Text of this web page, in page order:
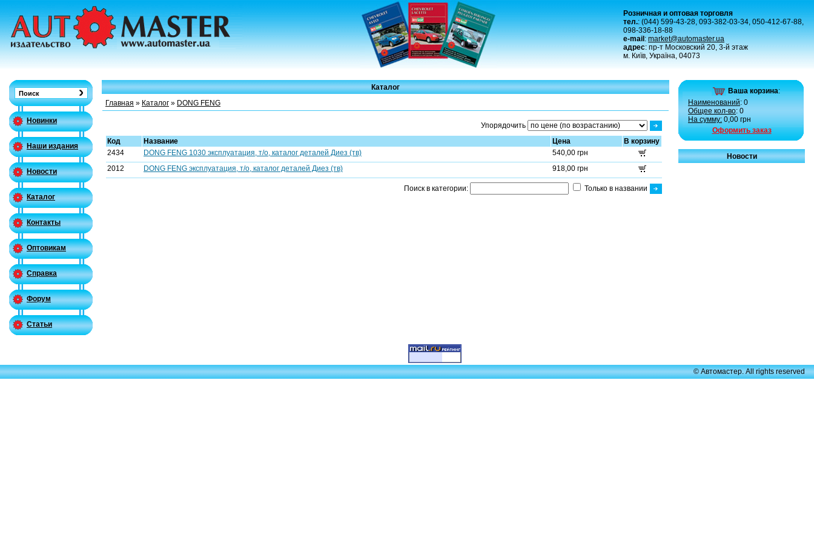
Розничная и оптовая торговля
тел.: (044) 599-43-28, 093-382-03-34, 050-412-67-88,
098-336-18-88
e-mail :market@automaster.ua
адрес: пр-т Московский 20, 3-й этаж
м. Київ, Україна, 04073
Новинки
Наши издания
Новости
Каталог
Контакты
Оптовикам
Справка
Форум
Статьи
Каталог
Главная » Каталог » DONG FENG
Упорядочить
Код
Название Цена
В корзину
2434
DONG FENG 1030 эксплуатация, т/о, каталог деталей Диез (тв)
540,00 грн
2012
DONG FENG эксплуатация, т/о, каталог деталей Диез (тв) 918,00 грн
Поиск в категории: Только в названии
Ваша корзина:
Наименований: 0
Общее кол-во: 0
На сумму: 0,00 грн
Оформить заказ
Новости
© Автомастер. All rights reserved